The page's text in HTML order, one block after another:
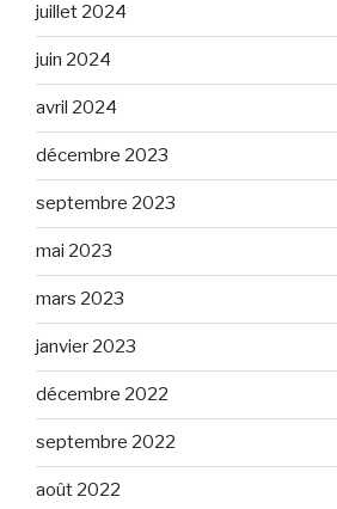
juillet 2024
juin 2024
avril 2024
décembre 2023
septembre 2023
mai 2023
mars 2023
janvier 2023
décembre 2022
septembre 2022
août 2022